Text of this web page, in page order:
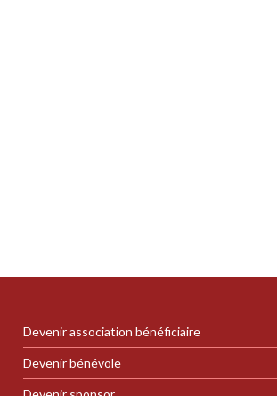
Devenir association bénéficiaire
Devenir bénévole